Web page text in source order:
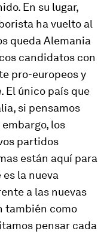
En su lugar,
ha vuelto al
queda Alemania
candidatos con
pro-europeos y
. El único país que
si pensamos
los
partidos
están aquí para
la nueva
a las nuevas
también como
pensar cada